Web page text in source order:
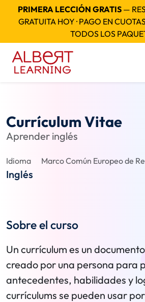
PRIMERA LECCIÓN GRATIS —
GRATUITA HOY · PAGO EN
TODOS LOS
Currículum Vitae
Aprender inglés
Idioma
Inglés
Marco Común Europeo de
Sobre el curso
Un currículum es un
creado por una persona para
antecedentes, habilidades y
currículums se pueden usar